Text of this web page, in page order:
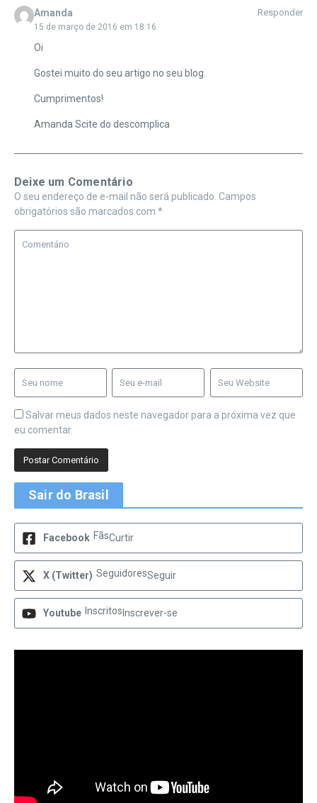
Amanda
15 de março de 2016 em 18:16
Responder
Oi
Gostei muito do seu artigo no seu blog.
Cumprimentos!
Amanda Scite do descomplica
Deixe um Comentário
O seu endereço de e-mail não será publicado. Campos
obrigatórios são marcados com *
Salvar meus dados neste navegador para a próxima vez que
eu comentar.
Sair do Brasil
Facebook FãsCurtir
X (Twitter) SeguidoresSeguir
Youtube Inscritos Inscrever-se